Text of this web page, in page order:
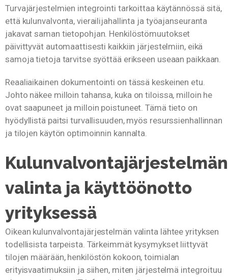
Turvajärjestelmien integrointi tarkoittaa käytännössä sitä,
että kulunvalvonta, vierailijahallinta ja työajanseuranta
jakavat saman tietopohjan. Henkilöstömuutokset
päivittyvät automaattisesti kaikkiin järjestelmiin, eikä
samoja tietoja tarvitse syöttää erikseen useaan paikkaan.
Reaaliaikainen dokumentointi on tässä keskeinen etu.
Johto näkee milloin tahansa, kuka on tiloissa, milloin he
ovat saapuneet ja milloin poistuneet. Tämä tieto on
hyödyllistä paitsi turvallisuuden, myös resurssienhallinnan
ja tilojen käytön optimoinnin kannalta.
Kulunvalvontajärjestelmän
valinta ja käyttöönotto
yrityksessä
Oikean kulunvalvontajärjestelmän valinta lähtee yrityksen
todellisista tarpeista. Tärkeimmät kysymykset liittyvät
tilojen määrään, henkilöstön kokoon, toimialan
erityisvaatimuksiin ja siihen, miten järjestelmä integroituu